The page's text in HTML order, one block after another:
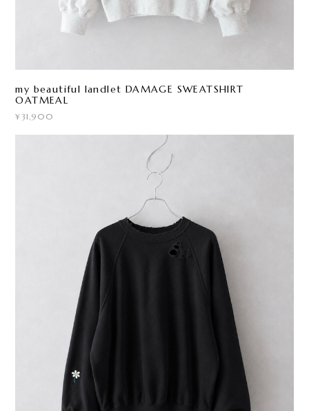
my beautiful landlet DAMAGE SWEATSHIRT
OATMEAL
¥31,900